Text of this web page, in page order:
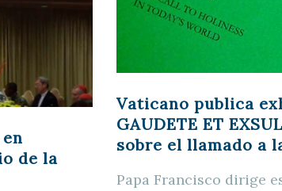
de la
Vaticano publica
GAUDETE ET
sobre el llamado a
Papa Francisco dirige